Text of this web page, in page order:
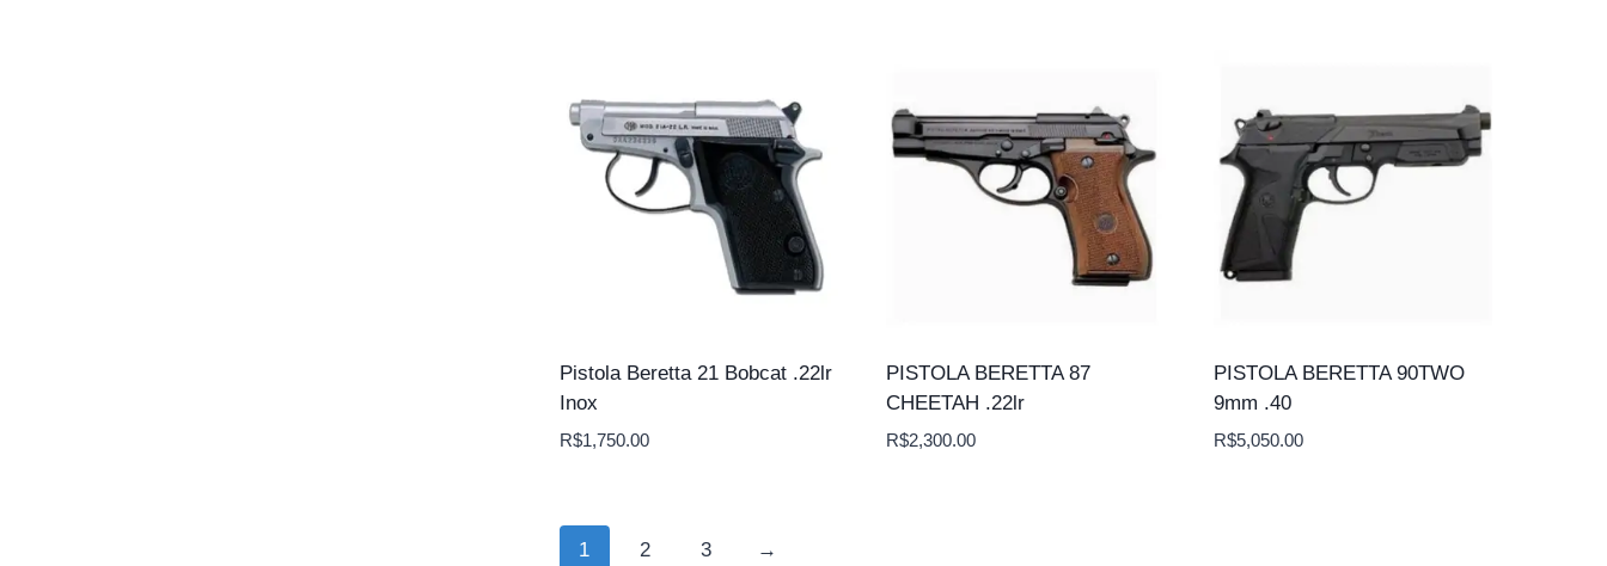
Pistola Beretta 21 Bobcat .22lr
Inox
R$1,750.00
PISTOLA BERETTA 87
CHEETAH .22lr
R$2,300.00
PISTOLA BERETTA 90TWO
9mm .40
R$5,050.00
1 2 3 →